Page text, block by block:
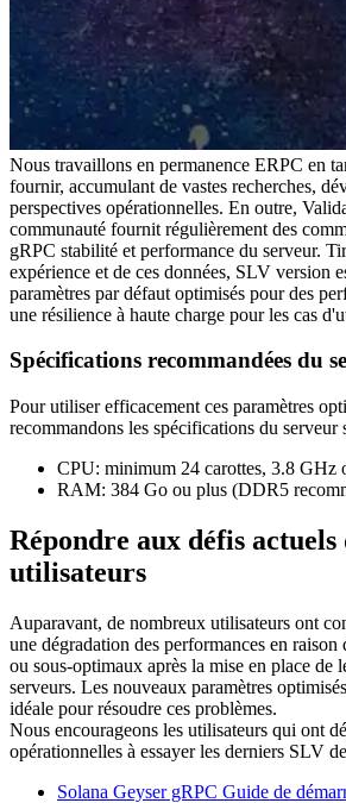
Nous travaillons en permanence ERPC en
fournir, accumulant de vastes recherches,
perspectives opérationnelles. En outre,
communauté fournit régulièrement des
gRPC stabilité et performance du serveur.
expérience et de ces données, SLV version
paramètres par défaut optimisés pour des
une résilience à haute charge pour les cas
Spécifications recommandées du
Pour utiliser efficacement ces paramètres
recommandons les spécifications du serveur
CPU: minimum 24 carottes, 3.8 GHz
RAM: 384 Go ou plus (DDR5
Répondre aux défis actuels
utilisateurs
Auparavant, de nombreux utilisateurs ont
une dégradation des performances en raison
ou sous-optimaux après la mise en place de
serveurs. Les nouveaux paramètres
idéale pour résoudre ces problèmes.
Nous encourageons les utilisateurs qui ont
opérationnelles à essayer les derniers SLV
Solana Geyser gRPC Guide de